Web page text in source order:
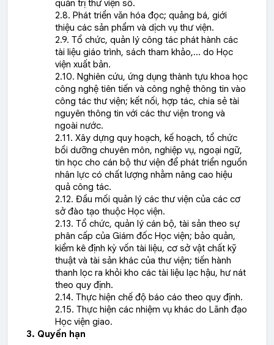
quản trị thư viện số.
2.8. Phát triển văn hóa đọc; quảng bá, giới
thiệu các sản phẩm và dịch vụ thư viện.
2.9. Tổ chức, quản lý công tác phát hành các
tài liệu giáo trình, sách tham khảo,… do Học
viện xuất bản.
2.10. Nghiên cứu, ứng dụng thành tựu khoa học
công nghệ tiên tiến và công nghệ thông tin vào
công tác thư viện; kết nối, hợp tác, chia sẻ tài
nguyên thông tin với các thư viện trong và
ngoài nước.
2.11. Xây dựng quy hoạch, kế hoạch, tổ chức
bồi dưỡng chuyên môn, nghiệp vụ, ngoại ngữ,
tin học cho cán bộ thư viện để phát triển nguồn
nhân lực có chất lượng nhằm nâng cao hiệu
quả công tác.
2.12. Đầu mối quản lý các thư viện của các cơ
sở đào tạo thuộc Học viện.
2.13. Tổ chức, quản lý cán bộ, tài sản theo sự
phân cấp của Giám đốc Học viện; bảo quản,
kiểm kê định kỳ vốn tài liệu, cơ sở vật chất kỹ
thuật và tài sản khác của thư viện; tiến hành
thanh lọc ra khỏi kho các tài liệu lạc hậu, hư nát
theo quy định.
2.14. Thực hiện chế độ báo cáo theo quy định.
2.15. Thực hiện các nhiệm vụ khác do Lãnh đạo
Học viện giao.
3. Quyền hạn